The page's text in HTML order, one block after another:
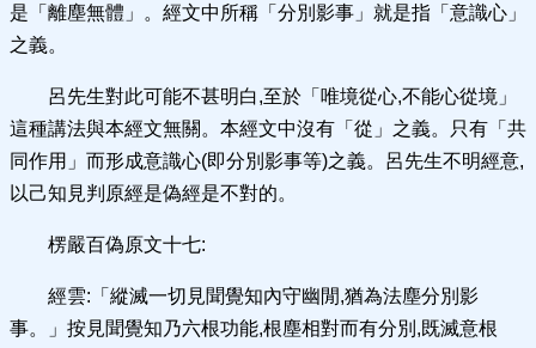
是「離塵無體」。經文中所稱「分別影事」就是指「意識心」
之義。
呂先生對此可能不甚明白,至於「唯境從心,不能心從境」
這種講法與本經文無關。本經文中沒有「從」之義。只有「共
同作用」而形成意識心(即分別影事等)之義。呂先生不明經意,
以己知見判原經是偽經是不對的。
楞嚴百偽原文十七:
經雲:「縱滅一切見聞覺知內守幽閒,猶為法塵分別影
事。」按見聞覺知乃六根功能,根塵相對而有分別,既滅意根